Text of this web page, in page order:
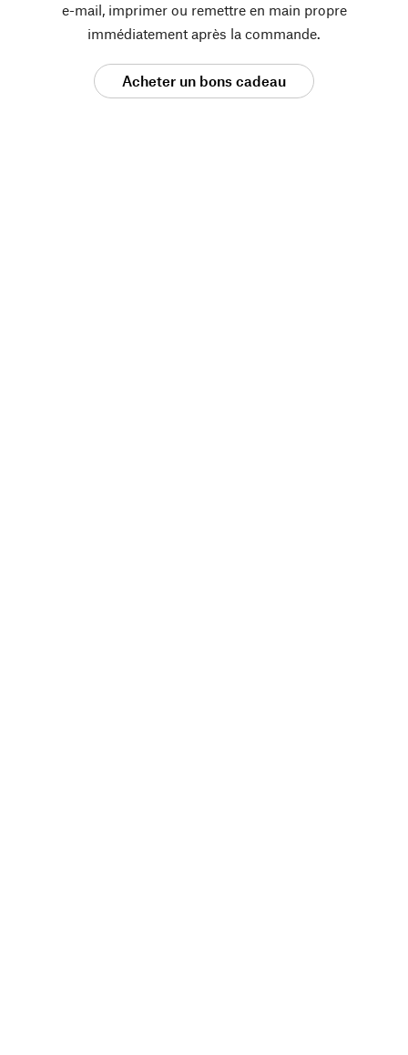
e-mail, imprimer ou remettre en main propre
immédiatement après la commande.
Acheter un bons cadeau